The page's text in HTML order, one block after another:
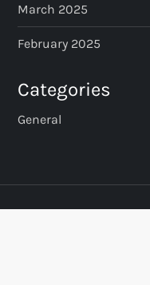
March 2025
February 2025
Categories
General